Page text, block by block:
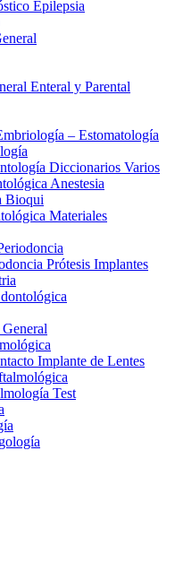
Epilepsia
Enteral y Parental
– Estomatología
Diccionarios Varios
Anestesia
Bioqui
Materiales
Prótesis Implantes
Implante de Lentes
Test